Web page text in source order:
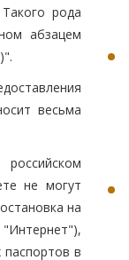
рода
абзацем
весьма
не могут
на
"Интернет"),
в